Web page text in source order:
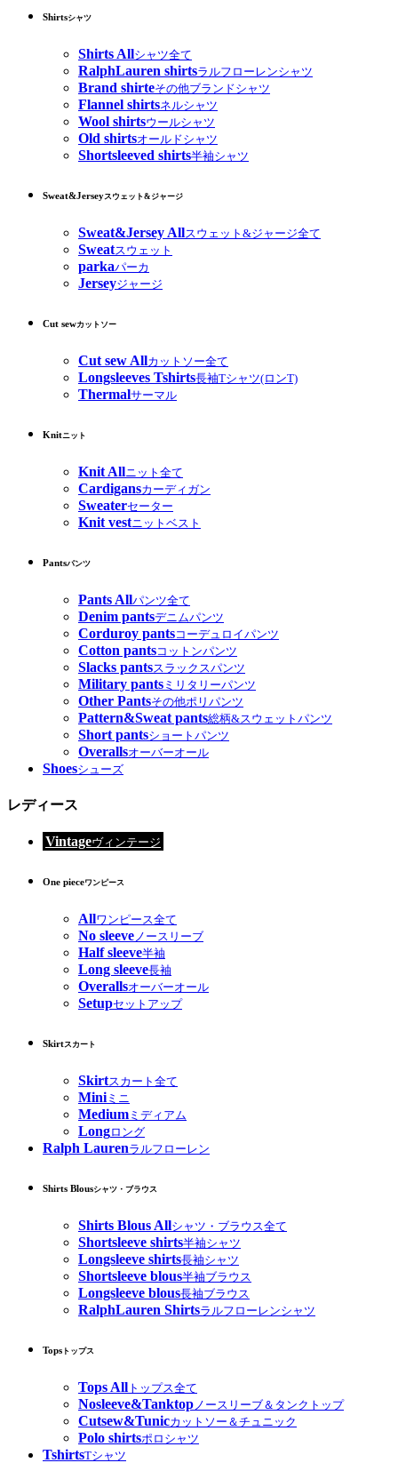
Shirtsシャツ
Shirts Allシャツ全て
RalphLauren shirtsラルフローレンシャツ
Brand shirteその他ブランドシャツ
Flannel shirtsネルシャツ
Wool shirtsウールシャツ
Old shirtsオールドシャツ
Shortsleeved shirts半袖シャツ
Sweat&Jerseyスウェット&ジャージ
Sweat&Jersey Allスウェット&ジャージ全て
Sweatスウェット
parkaパーカ
Jerseyジャージ
Cut sewカットソー
Cut sew Allカットソー全て
Longsleeves Tshirts長袖Tシャツ(ロンT)
Thermalサーマル
Knitニット
Knit Allニット全て
Cardigansカーディガン
Sweaterセーター
Knit vestニットベスト
Pantsパンツ
Pants Allパンツ全て
Denim pantsデニムパンツ
Corduroy pantsコーデュロイパンツ
Cotton pantsコットンパンツ
Slacks pantsスラックスパンツ
Military pants ミリタリーパンツ
Other Pantsその他ポリパンツ
Pattern&Sweat pants総柄&スウェットパンツ
Short pantsショートパンツ
Overallsオーバーオール
Shoesシューズ
レディース
Vintageヴィンテージ
One pieceワンピース
Allワンピース全て
No sleeveノースリーブ
Half sleeve半袖
Long sleeve長袖
Overallsオーバーオール
Setupセットアップ
Skirtスカート
Skirtスカート全て
Miniミニ
Medium ミディアム
Longロング
Ralph Laurenラルフローレン
Shirts Blousシャツ・ブラウス
Shirts Blous Allシャツ・ブラウス全て
Shortsleeve shirts半袖シャツ
Longsleeve shirts長袖シャツ
Shortsleeve blous半袖ブラウス
Longsleeve blous長袖ブラウス
RalphLauren Shirtsラルフローレンシャツ
Tops トップス
Tops All トップス全て
Nosleeve&Tanktop ノースリーブ＆タンクトップ
Cutsew&Tunicカットソー＆チュニック
Polo shirtsポロシャツ
TshirtsTシャツ